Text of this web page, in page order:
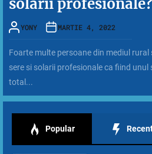
solarii profesionale?
YONY MARTIE 4, 2022
Foarte multe persoane din mediul
sere si solarii profesionale ca fiind unul
total...
Popular